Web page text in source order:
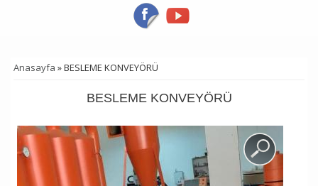
BURADASINIZ
Anasayfa » BESLEME KONVEYÖRÜ
BESLEME KONVEYÖRÜ